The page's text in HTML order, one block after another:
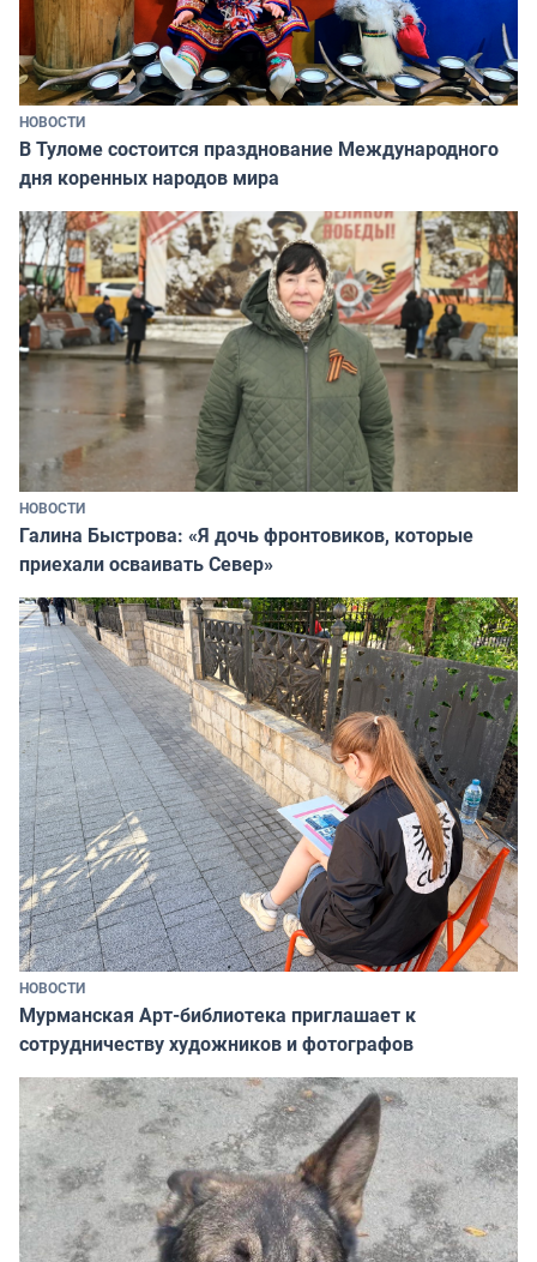
НОВОСТИ
В Туломе состоится празднование Международного
дня коренных народов мира
НОВОСТИ
Галина Быстрова: «Я дочь фронтовиков, которые
приехали осваивать Север»
НОВОСТИ
Мурманская Арт-библиотека приглашает к
сотрудничеству художников и фотографов